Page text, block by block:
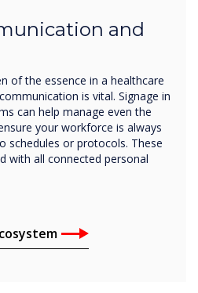
and
of the essence in a healthcare
is vital. Signage in
can help manage even the
your workforce is always
schedules or protocols. These
with all connected personal